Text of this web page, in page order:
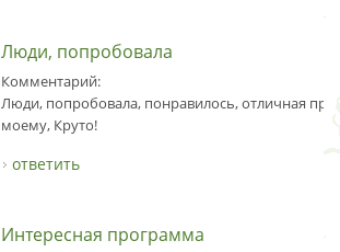
Люди, попробовала
Комментарий:
Люди, попробовала, понравилось, отличная
моему, Круто!
ответить
Интересная программа